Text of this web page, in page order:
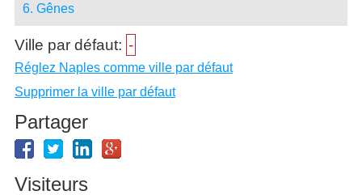
6. Gênes
Ville par défaut: -
Réglez Naples comme ville par défaut
Supprimer la ville par défaut
Partager
Visiteurs